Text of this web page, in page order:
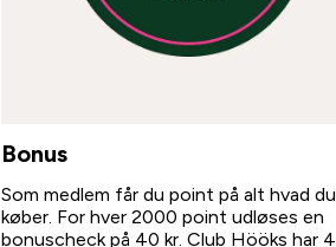
Bonus
Som medlem får du point på alt hvad du
køber. For hver 2000 point udløses en
bonuscheck på 40 kr. Club Hööks har 4